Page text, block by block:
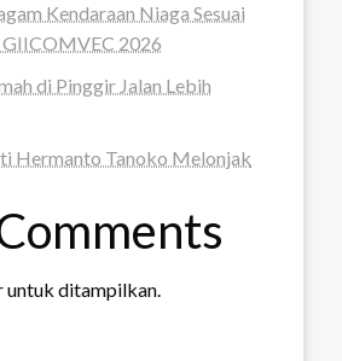
Kendaraan Niaga Sesuai
2026
di Pinggir Jalan Lebih
Hermanto Tanoko Melonjak
untuk ditampilkan.